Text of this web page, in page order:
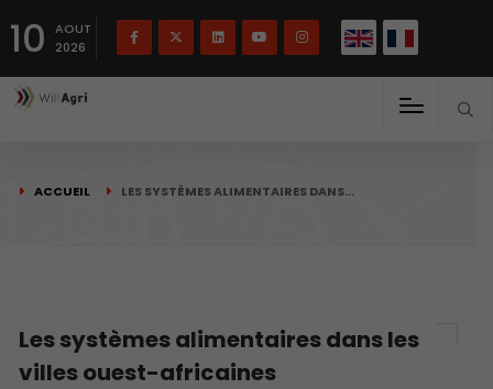
10
AOUT
2026
ACCUEIL LES SYSTÈMES ALIMENTAIRES DANS…
Les systèmes alimentaires dans les
villes ouest-africaines
Français English(English)